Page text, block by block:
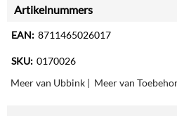
Artikelnummers
EAN: 8711465026017
SKU: 0170026
Meer van Ubbink | Meer van